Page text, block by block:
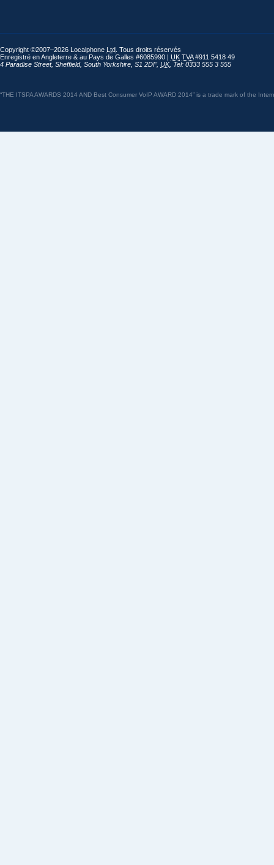
Copyright ©2007–2026 Localphone Ltd . Tous droits réservés
Enregistré en Angleterre & au Pays de Galles #6085990 | UK TVA#911 5418 49
4 Paradise Street, Sheffield, South Yorkshire S1 2DF, UK, Tel: 0333 555 3 555
“THE ITSPA AWARDS 2014 AND Best Consumer VoIP AWARD 2014” is a trade mark of the